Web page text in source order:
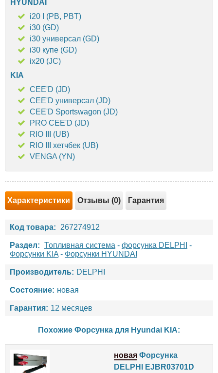
HYUNDAI
i20 I (PB, PBT)
i30 (GD)
i30 универсал (GD)
i30 купе (GD)
ix20 (JC)
KIA
CEE'D (JD)
CEE'D универсал (JD)
CEE'D Sportswagon (JD)
PRO CEE'D (JD)
RIO III (UB)
RIO III хетчбек (UB)
VENGA (YN)
Характеристики Отзывы (0) Гарантия
Код товара: 267274912
Раздел: Топливная система - форсунка DELPHI
-
Форсунки KIA - Форсунки HYUNDAI
Производитель: DELPHI
Состояние: новая
Гарантия: 12 месяцев
Похожие Форсунка для Hyundai KIA:
новая Форсунка
DELPHI EJBR03701D